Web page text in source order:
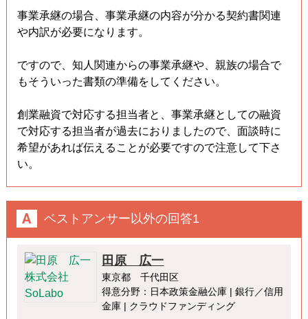
事業承継の場合、事業承継の内容が分かる契約書関連
や内訳が必要になります。
ですので、知人関連からの事業承継や、親族の場合で
もそういった書類の準備をしてください。
創業融資で対応する担当者と、事業承継としての融資
で対応する担当者が過去におりましたので、面談時に
希望があれば伝えることが必要ですので注意して下さ
い。
ベストアンサー以外の回答1
田原 広一
東京都 千代田区
得意分野：日本政策金融公庫 | 銀行／信用
金庫 | クラウドファンディング